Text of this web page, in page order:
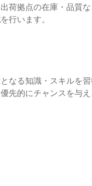
荷拠点の在庫・品質
行います。
なる知識・スキルを習
先的にチャンスを与え